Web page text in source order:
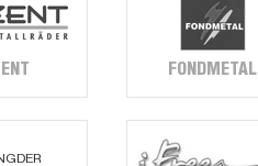
FONDMETAL